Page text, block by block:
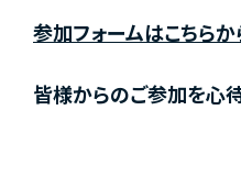
参加フォームはこちらか
皆様からのご参加を心待